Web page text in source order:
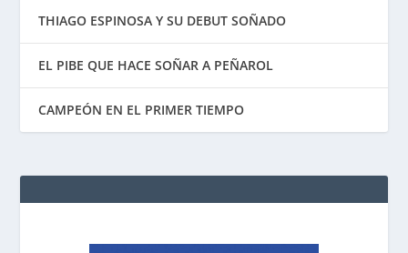
THIAGO ESPINOSA Y SU DEBUT SOÑADO
EL PIBE QUE HACE SOÑAR A PEÑAROL
CAMPEÓN EN EL PRIMER TIEMPO